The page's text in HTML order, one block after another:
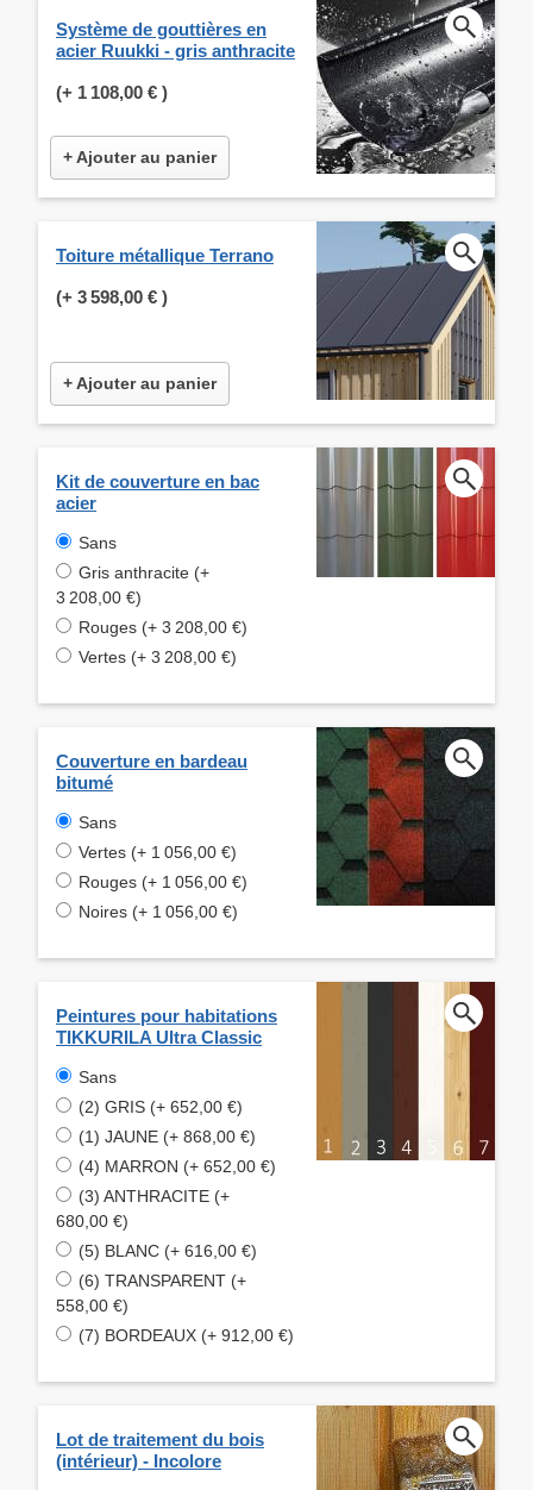
Système de gouttières en
acier Ruukki - gris anthracite
(+ 1 108,00 € )
+ Ajouter au panier
Toiture métallique Terrano
(+ 3 598,00 € )
+ Ajouter au panier
Kit de couverture en bac
acier
Sans
Gris anthracite (+
3 208,00 €)
Rouges (+ 3 208,00 €)
Vertes (+ 3 208,00 €)
Couverture en bardeau
bitumé
Sans
Vertes (+ 1 056,00 €)
Rouges (+ 1 056,00 €)
Noires (+ 1 056,00 €)
Peintures pour habitations
TIKKURILA Ultra Classic
Sans
(2) GRIS (+ 652,00 €)
(1) JAUNE (+ 868,00 €)
(4) MARRON (+ 652,00 €)
(3) ANTHRACITE (+
680,00 €)
(5) BLANC (+ 616,00 €)
(6) TRANSPARENT (+
558,00 €)
(7) BORDEAUX (+ 912,00 €)
Lot de traitement du bois
(intérieur) - Incolore